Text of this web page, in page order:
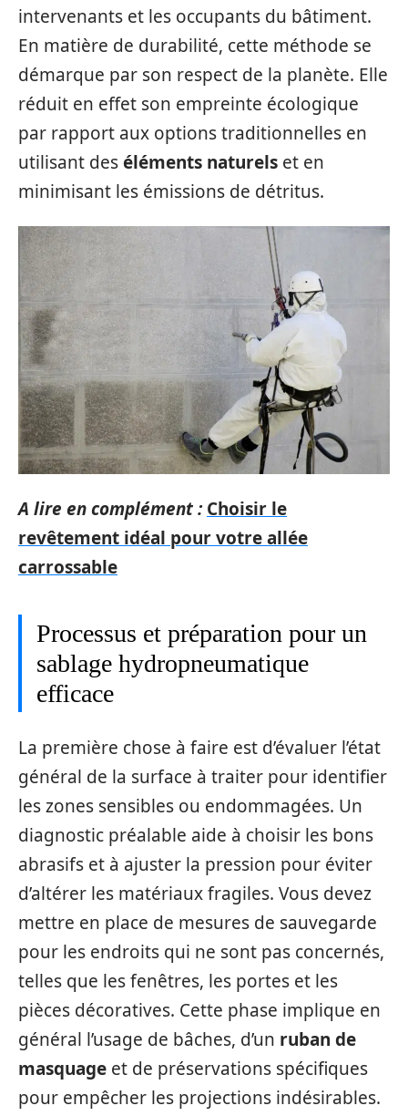
intervenants et les occupants du bâtiment.
En matière de durabilité, cette méthode se
démarque par son respect de la planète. Elle
réduit en effet son empreinte écologique
par rapport aux options traditionnelles en
utilisant deséléments naturels et en
minimisant les émissions de détritus.
A lire en complément : Choisir le
revêtement idéal pour votre allée
carrossable
Processus et préparation pour un
sablage hydropneumatique
efficace
La première chose à faire est d’évaluer l’état
général de la surface à traiter pour identifier
les zones sensibles ou endommagées. Un
diagnostic préalable aide à choisir les bons
abrasifs et à ajuster la pression pour éviter
d’altérer les matériaux fragiles. Vous devez
mettre en place de mesures de sauvegarde
pour les endroits qui ne sont pas concernés,
telles que les fenêtres, les portes et les
pièces décoratives. Cette phase implique en
général l’usage de bâches, d’un ruban de
masquage et de préservations spécifiques
pour empêcher les projections indésirables.